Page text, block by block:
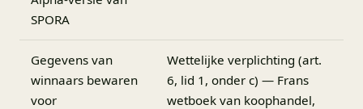
SPORA
Gegevens van
winnaars bewaren
voor
Wettelijke verplichting (art.
6, lid 1, onder c) — Frans
wetboek van koophandel,